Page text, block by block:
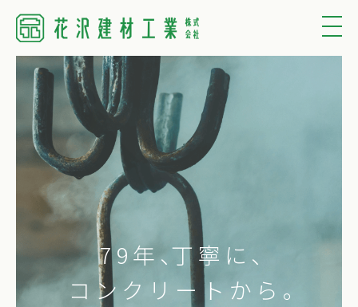
79年 、丁寧に、
コンクリートから。